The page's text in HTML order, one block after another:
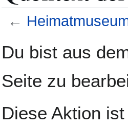
←
Navigation
Suche
Du bist aus
Seite zu
Diese Aktion